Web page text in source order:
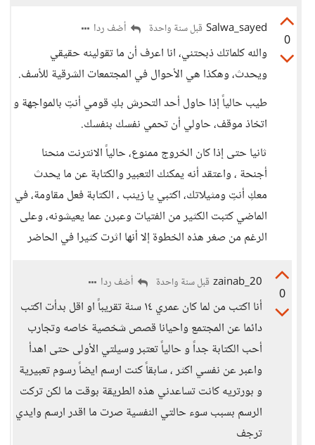
0
Salwa_sayed قبل سنة واحدة أضف ردا
والله كلماتك ذبحتني، انا اعرف أن ما تقولينه حقيقي
ويحدث، وهكذا هي الأحوال في المجتمعات الشرقية للأسف.
طيب حالياً إذا حاول أحد التحرش بكِ قومي أنتِ بالمواجهة و
اتخاذ موقف، حاولي أن تحمي نفسك بنفسك.
ثانيا حتى إذا كان الخروج ممنوع، حالياً الانترنت منحنا
أجنحة ، واعتقد أنه يمكنك التعبير والكتابة عن ما يحدث
معكِ أنتِ ومثيلاتك، اكتبي يا زينب ، الكتابة فعل مقاومة، في
الماضي كتبت الكثير من الفتيات وعبرن عما يعيشونه، وعلى
الرغم من صغر هذه الخطوة إلا أنها اثرت كثيرا في الحاضر
0
zainab_20 قبل سنة واحدة أضف ردا
أنا اكتب من لما كان عمري ١٤ سنة تقريباً او اقل بدأت اكتب
دائما عن المجتمع واحيانا قصص شخصية خاصه وتجارب
أحب الكتابة جداً و حالياً تعتبر وسيلتي الأولى حتى اهدأ
واعبر عن نفسي اكثر ، سابقاً كنت ارسم ايضاً رسوم تعبيرية
و بورتريه كانت تساعدني هذه الطريقة بوقت ما لكن تركت
الرسم بسبب سوء حالتي النفسية صرت ما اقدر ارسم وايدي
ترجف